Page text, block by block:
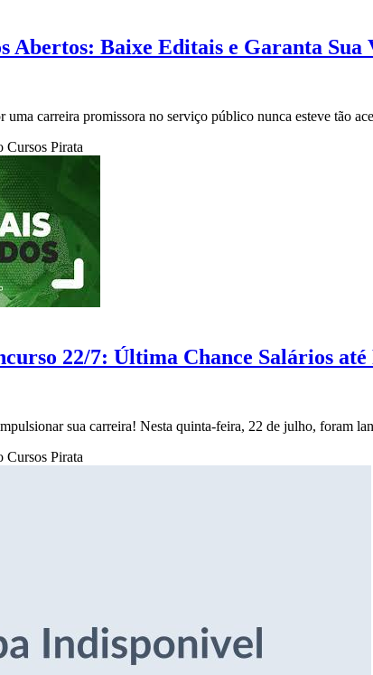
Abertos: Baixe Editais e Garanta Sua
uma carreira promissora no serviço público nunca esteve tão
Cursos Pirata
22/7: Última Chance Salários até
sua carreira! Nesta quinta-feira, 22 de julho, foram
Cursos Pirata